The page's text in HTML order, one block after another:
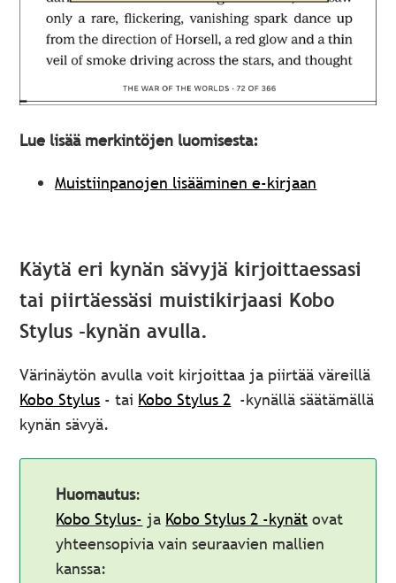
Lue lisää merkintöjen luomisesta:
Muistiinpanojen lisääminen e-kirjaan
Käytä eri kynän sävyjä kirjoittaessasi
tai piirtäessäsi muistikirjaasi Kobo
Stylus -kynän avulla.
Värinäytön avulla voit kirjoittaa ja piirtää väreillä
Kobo Stylus - tai Kobo Stylus 2 -kynällä säätämällä
kynän sävyä.
Huomautus:
Kobo Stylus- ja Kobo Stylus 2 -kynät ovat
yhteensopivia vain seuraavien mallien
kanssa: